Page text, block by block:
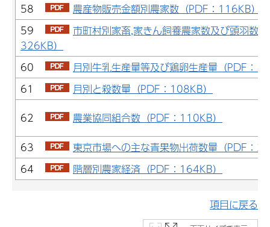
58
農産物販売金額別農家数（PDF：116KB）
59
市町村別家畜,家きん飼養農家数及び頭羽数
326KB）
60
月別牛乳生産量等及び鶏卵生産量（PDF：
61
月別と殺数量（PDF：108KB）
62
農業協同組合数（PDF：110KB）
63
東京市場への主な青果物出荷数量（PDF：
64
階層別農家経済（PDF：164KB）
項目に戻る